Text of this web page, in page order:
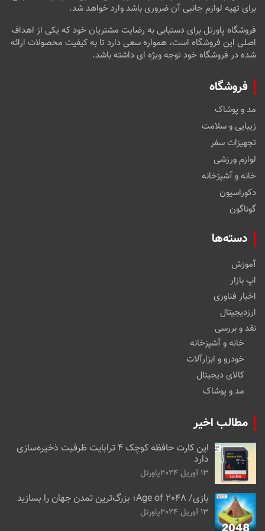
برای تهیه لوازم جانبی آن ضروری باشد وارد خواهد شد.
فروشگاه پاورتل برای دستیابی به رضایت مشتریان خود که یکی از اهداف
اصلی این فروشگاه است، همواره سعی دارد تا به کیفیت محصولات ارائه
شده در فروشگاه خود توجه ویژه ای داشته باشد.
فروشگاه
مد و پوشاک
زیبایی و سلامت
تجهیزات سفر
لوازم ورزشی
خانه و آشپزخانه
دکوراسیون
گوناگون
دسته‌ها
آموزش
اپ بازار
اخبار فناوری
ارزدیجیتال
نقد و بررسی
خانه و آشپزخانه
خودرو و ابزارآلات
کالای دیجیتال
مد و پوشاک
مطالب اخیر
این کارت حافظه کوچک ۴ ترابایت ظرفیت ذخیره‌سازی
دارد
13 آوریل 2024 پاورتل
بازی/ Age of 2048؛ بزرگ‌ترین تمدن جهان را بسازید
13 آوریل 2024 پاورتل